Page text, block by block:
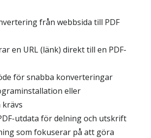
från webbsida till PDF
en URL (länk) direkt till en PDF-
för snabba konverteringar
eller
utdata för delning och utskrift
som fokuserar på att göra